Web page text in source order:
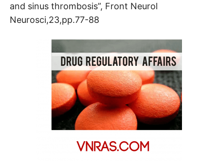
and sinus thrombosis”, Front Neurol
Neurosci,23,pp.77-88